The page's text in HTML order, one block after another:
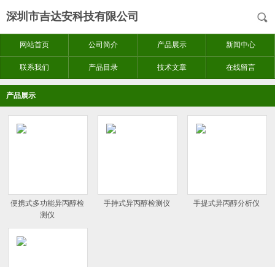
深圳市吉达安科技有限公司
网站首页 公司简介 产品展示 新闻中心
联系我们 产品目录 技术文章 在线留言
产品展示
便携式多功能异丙醇检
测仪
手持式异丙醇检测仪 手提式异丙醇分析仪